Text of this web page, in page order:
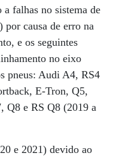
falhas no sistema de
por causa de erro na
e os seguintes
no eixo
pneus: Audi A4, RS4
E-Tron, Q5,
Q8 e RS Q8 (2019 a
e 2021) devido ao